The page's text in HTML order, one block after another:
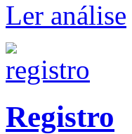
Ler análise
Registro